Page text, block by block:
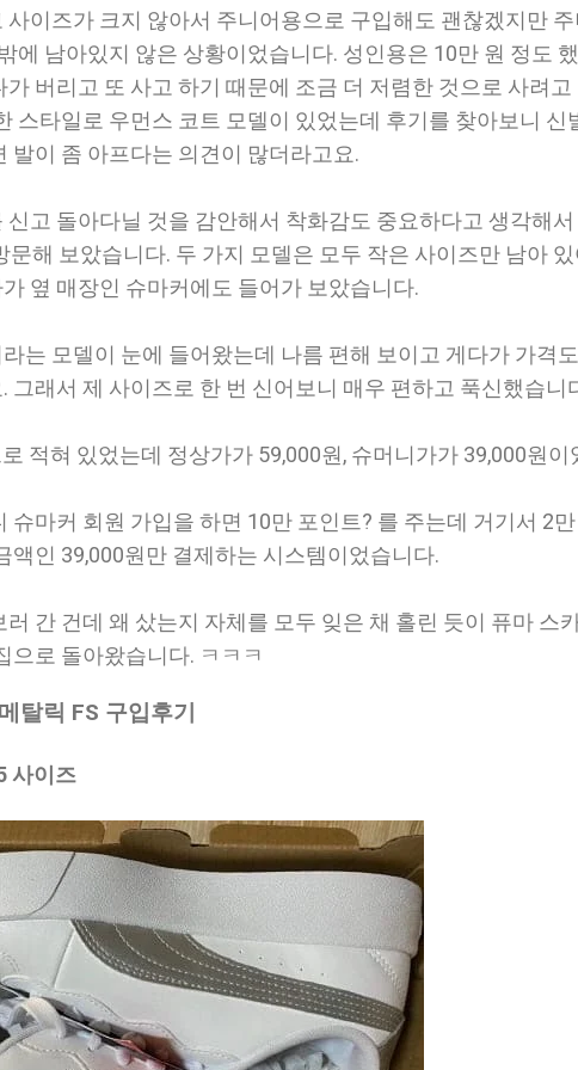
사이즈가 크지 않아서 주니어용으로 구입해도 괜찮겠지만
에 남아있지 않은 상황이었습니다. 성인용은 10만 원 정도
버리고 또 사고 하기 때문에 조금 더 저렴한 것으로 사려고
스타일로 우먼스 코트 모델이 있었는데 후기를 찾아보니 신
발이 좀 아프다는 의견이 많더라고요.
고 돌아다닐 것을 감안해서 착화감도 중요하다고 생각해
문해 보았습니다. 두 가지 모델은 모두 작은 사이즈만 남아
옆 매장인 슈마커에도 들어가 보았습니다.
는 모델이 눈에 들어왔는데 나름 편해 보이고 게다가 가격
그래서 제 사이즈로 한 번 신어보니 매우 편하고 푹신했습니
적혀 있었는데 정상가가 59,000원, 슈머니가가 39,000원이
슈마커 회원 가입을 하면 10만 포인트? 를 주는데 거기서 2
액인 39,000원만 결제하는 시스템이었습니다.
러 간 건데 왜 샀는지 자체를 모두 잊은 채 홀린 듯이 퓨마 스
으로 돌아왔습니다. ㅋㅋㅋ
탈릭 FS 구입후기
사이즈